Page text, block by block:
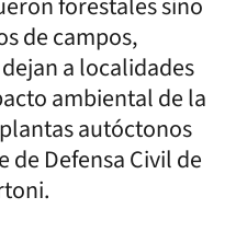
de campos,
a localidades
ambiental de la
autóctonos
de Defensa Civil de